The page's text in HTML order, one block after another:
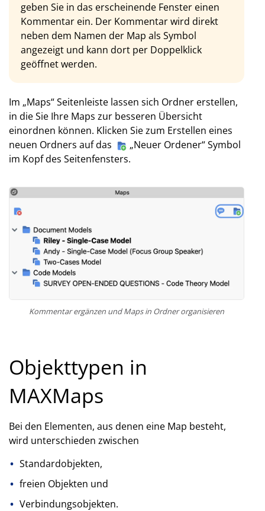
geben Sie in das erscheinende Fenster einen
Kommentar ein. Der Kommentar wird direkt
neben dem Namen der Map als Symbol
angezeigt und kann dort per Doppelklick
geöffnet werden.
Im „Maps“ Seitenleiste lassen sich Ordner erstellen,
in die Sie Ihre Maps zur besseren Übersicht
einordnen können. Klicken Sie zum Erstellen eines
neuen Ordners auf das
„Neuer Ordener“ Symbol
im Kopf des Seitenfensters.
Kommentar ergänzen und Maps in Ordner organisieren
Objekttypen in
MAXMaps
Bei den Elementen, aus denen eine Map besteht,
wird unterschieden zwischen
Standardobjekten,
freien Objekten und
Verbindungsobjekten.